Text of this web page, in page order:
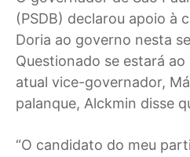
(PSDB) declarou apoio à
Doria ao governo nesta
Questionado se estará
atual vice-governador,
palanque, Alckmin disse
“O candidato do meu